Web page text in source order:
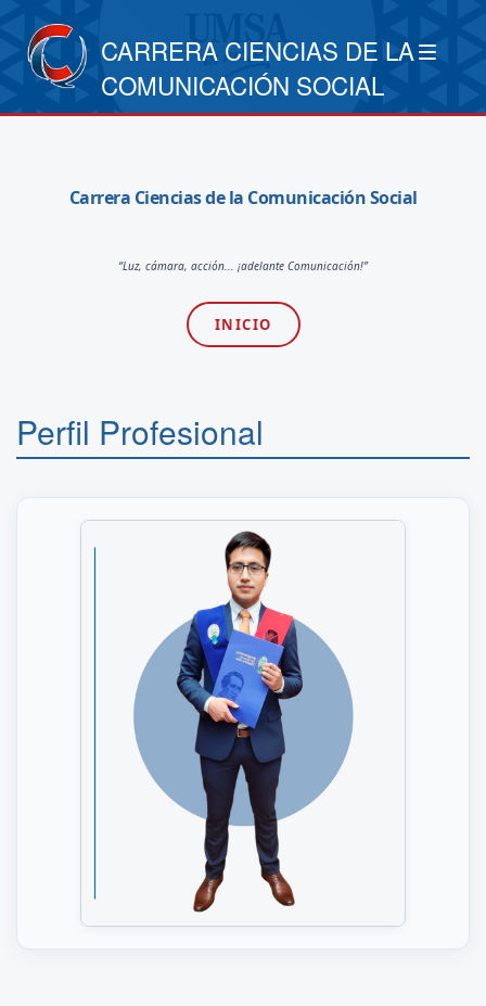
CARRERA CIENCIAS DE LA
COMUNICACIÓN SOCIAL
Carrera Ciencias de la Comunicación Social
“Luz, cámara, acción... ¡adelante Comunicación!”
INICIO
Perfil Profesional